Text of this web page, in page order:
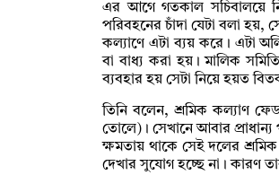
এর আগে গতকাল সচিবালয়ে
পরিবহনের চাঁদা যেটা বলা হয়,
কল্যাণে এটা ব্যয় করে। এটা
বা বাধ্য করা হয়। মালিক
ব্যবহার হয় সেটা নিয়ে হয়ত
তিনি বলেন, শ্রমিক কল্যাণ
তোলে)। সেখানে আবার
ক্ষমতায় থাকে সেই দলের
দেখার সুযোগ হচ্ছে না। কারণ